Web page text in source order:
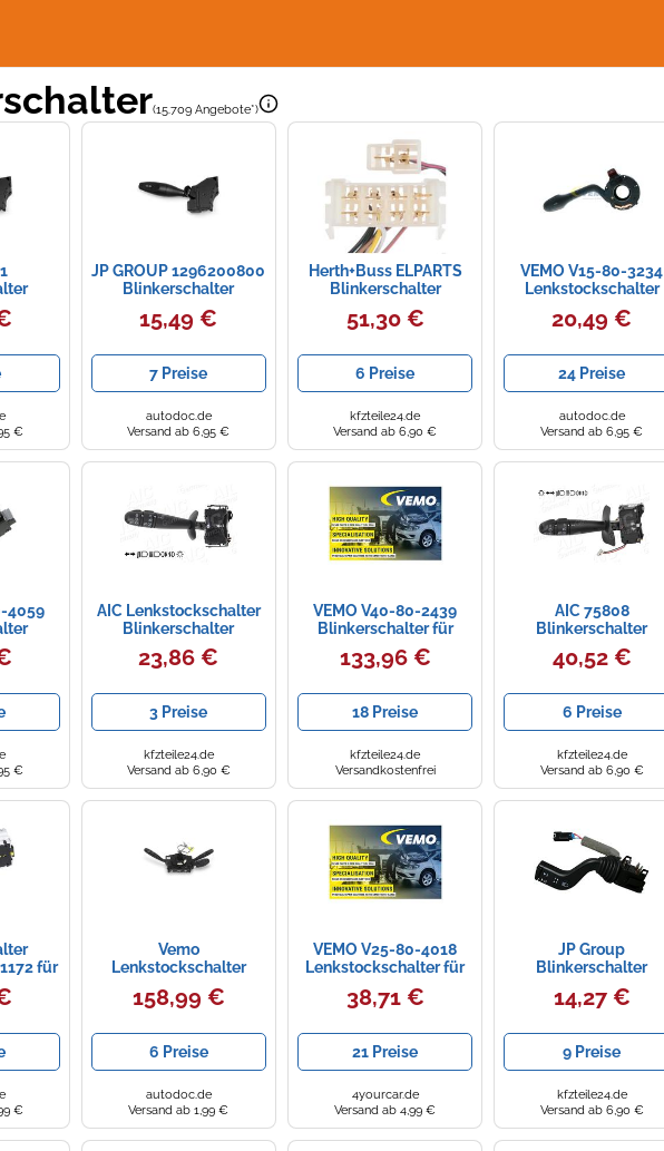
(15.709 Angebote*)
€
JP GROUP 1296200800
Blinkerschalter
15,49 €
7 Preise
autodoc.de
Versand ab 6,95 €
Herth+Buss ELPARTS
Blinkerschalter
70481175
Lenkstockschalter
Benz
51,30 €
6 Preise
kfzteile24.de
Versand ab 6,90 €
VEMO V15-80-3234
Lenkstockschalter
20,49 €
24 Preise
autodoc.de
Versand ab 6,95 €
4059
€
AIC Lenkstockschalter
Blinkerschalter
Lenkstockschalter,Blinkerschalter
13-polig für RENAULT
23,86 €
3 Preise
kfzteile24.de
Versand ab 6,90 €
VEMO V40-80-2439
Blinkerschalter für
OPEL RENAULT
133,96 €
18 Preise
kfzteile24.de
Versandkostenfrei
AIC 75808
Blinkerschalter
40,52 €
6 Preise
kfzteile24.de
Versand ab 6,90 €
für
€
Vemo
Lenkstockschalter
Blinkerschalter
Passend Für Audi Q4
Lenkstockschalter:
Audi: 82a953521cq
Audi: 82a953521gp
Audi: 82a953521mk S
158,99 €
6 Preise
autodoc.de
Versand ab 1,99 €
VEMO V25-80-4018
Lenkstockschalter für
38,71 €
21 Preise
4yourcar.de
Versand ab 4,99 €
JP Group
Blinkerschalter
1296200900 12V für
Opel Astra, Zafira
14,27 €
9 Preise
kfzteile24.de
Versand ab 6,90 €